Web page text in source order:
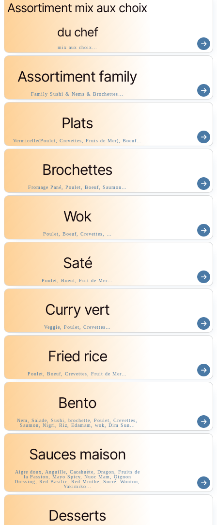
Assortiment mix aux choix
du chef
mix aux choix…
Assortiment family
Family Sushi & Nems & Brochettes…
Plats
Vermicelle(Poulet, Crevettes, Fruis de Mer), Boeuf…
Brochettes
Fromage Pané, Poulet, Boeuf, Saumon…
Wok
Poulet, Boeuf, Crevettes, …
Saté
Poulet, Boeuf, Fuit de Mer…
Curry vert
Veggie, Poulet, Crevettes…
Fried rice
Poulet, Boeuf, Crevettes, Fruit de Mer…
Bento
Nem, Salade, Sushi, brochette, Poulet, Crevettes,
Saumon, Nigri, Riz, Edamam, wok, Dim Sun…
Sauces maison
Aigre doux, Anguille, Cacahuète, Dragon, Fruits de
la Passion, Mayo Spicy, Nuoc Mam, Oignon
Dressing, Red Basilic, Red Mrnthe, Sucré, Wonton,
Yakimiko…
Desserts